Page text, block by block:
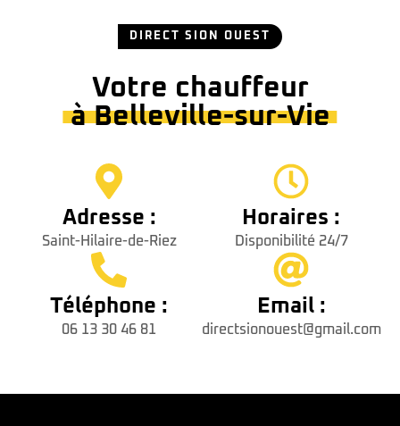
DIRECT SION OUEST
Votre chauffeur
à Belleville-sur-Vie
Adresse :
Saint-Hilaire-de-Riez
Horaires :
Disponibilité 24/7
Téléphone :
06 13 30 46 81
Email :
directsionouest@gmail.com